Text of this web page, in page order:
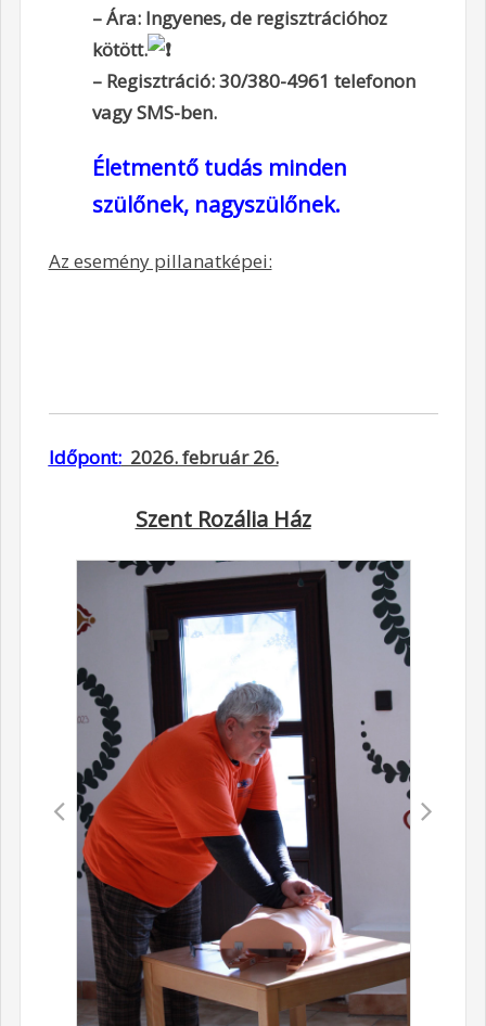
– Ára: Ingyenes, de regisztrációhoz
kötött.
– Regisztráció: 30/380-4961 telefonon
vagy SMS-ben.
Életmentő tudás minden
szülőnek, nagyszülőnek.
Az esemény pillanatképei:
Időpont:2026. február 26.
Szent Rozália Ház